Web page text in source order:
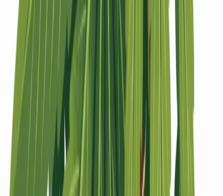
Strains Hybrid Strains
Standorte